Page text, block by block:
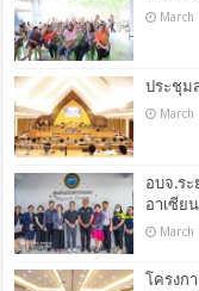
March
ประชุม
March
อบจ.ร
อาเซียน
March
โครงก